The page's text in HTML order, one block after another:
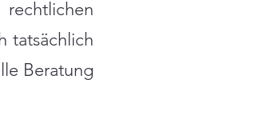
tatsächlich
Beratung